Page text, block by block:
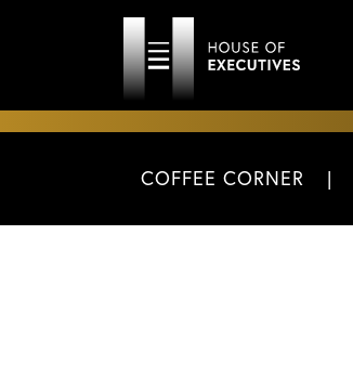
COFFEE CORNER